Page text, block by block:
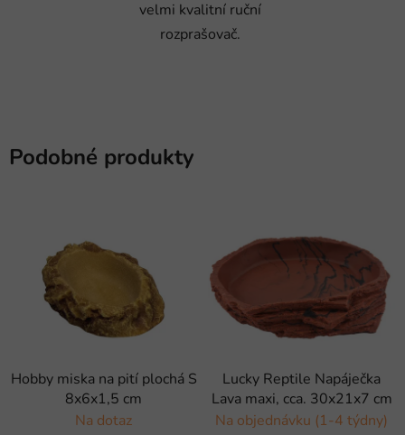
velmi kvalitní ruční
rozprašovač.
Podobné produkty
Hobby miska na pití plochá S
8x6x1,5 cm
Na dotaz
Lucky Reptile Napáječka
Lava maxi, cca. 30x21x7 cm
Na objednávku (1-4 týdny)